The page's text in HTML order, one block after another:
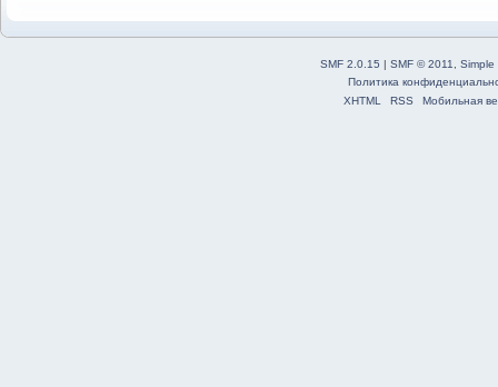
SMF 2.0.15 | SMF © 2011, Simple
Политика
XHTML
RSS Мобильная